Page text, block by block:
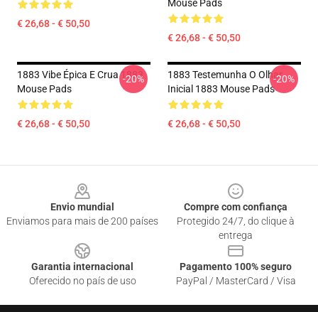
€ 26,68 - € 50,50
Mouse Pads
€ 26,68 - € 50,50
1883 Vibe Épica E Crua 1883
Mouse Pads
€ 26,68 - € 50,50
-20%
1883 Testemunha O Olhar
Inicial 1883 Mouse Pads
€ 26,68 - € 50,50
-20%
Envio mundial
Enviamos para mais de 200 países
Compre com confiança
Protegido 24/7, do clique à
entrega
Garantia internacional
Oferecido no país de uso
Pagamento 100% seguro
PayPal / MasterCard / Visa